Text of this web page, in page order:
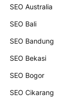
SEO Australia
SEO Bali
SEO Bandung
SEO Bekasi
SEO Bogor
SEO Cikarang